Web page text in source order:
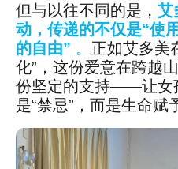
但与以往不同的是， 艾
动，传递的不仅是“使
的自由” 。 正如艾多美
化”，这份爱意在跨越
份坚定的支持——让女
是“禁忌”，而是生命赋